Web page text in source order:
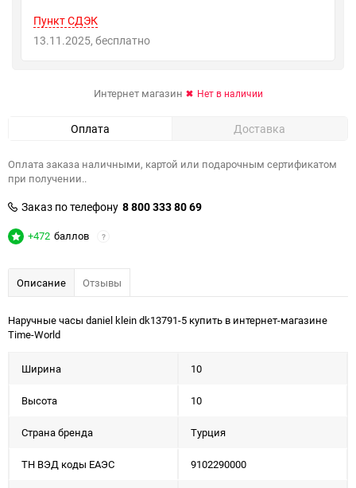
Пункт СДЭК
13.11.2025
Бесплатно
Интернет магазин Нет в наличии
Оплата Доставка
Оплата заказа наличными, картой или подарочным сертификатом
при получении..
Заказ по телефону 8 800 333 80 69
+472 баллов ?
Описание Отзывы
Наручные часы daniel klein dk13791-5 купить в интернет-магазине
Time-World
Ширина 10
Высота 10
Страна бренда Турция
ТН ВЭД коды ЕАЭС 9102290000